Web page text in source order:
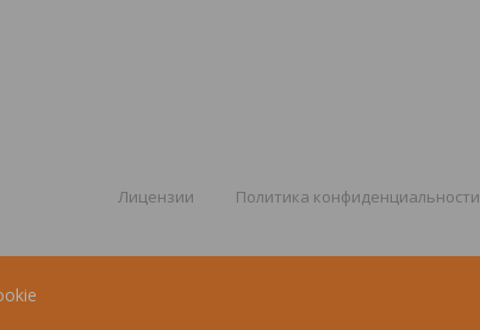
Лицензии Политика конфиденциальности